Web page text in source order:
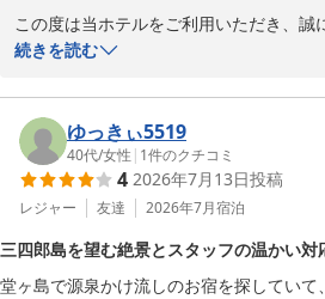
堂ヶ島唯一の自家源泉掛流宿 堂ヶ島温
この度は当ホテルをご利用いただき、誠
た。
館内につきましては歴史を感じられる部
清潔感についてお褒めのお言葉をいただ
しました。
また、お部屋からの三四郎島の景色もお
何よりでございます。
たとのこと、当ホテル自慢の湯をお気に
たら大変光栄です。
続きを読む
ゆっきぃ5519
40代/女性 | 1件のクチコミ
4 2026年7月13日投稿
レジャー 友達 2026年7月宿泊
三四郎島を望む絶景とスタッフの温かい対
堂ヶ島で源泉かけ流しのお宿を探していて